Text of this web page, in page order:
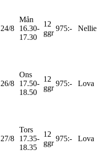
24/8
Mån
16.30-
17.30
12
ggr
975:- Nellie
26/8
Ons
17.50-
18.50
12
ggr
975:- Lova
27/8
Tors
17.35-
18.35
12
ggr
975:- Lova